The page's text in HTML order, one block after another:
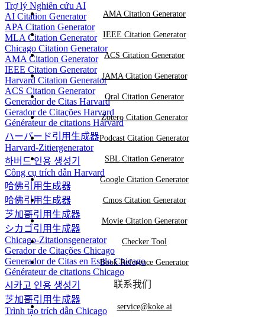
Trợ lý Nghiên cứu AI
AI Citation Generator
APA Citation Generator
MLA Citation Generator
Chicago Citation Generator
AMA Citation Generator
IEEE Citation Generator
Harvard Citation Generator
ACS Citation Generator
Generador de Citas Harvard
Gerador de Citações Harvard
Générateur de citations Harvard
ハーバード引用生成器
Harvard-Zitiergenerator
하버드 인용 생성기
Công cụ trích dẫn Harvard
哈佛引用生成器
哈佛引用生成器
芝加哥引用生成器
シカゴ引用生成器
Chicago-Zitationsgenerator
Gerador de Citações Chicago
Generador de Citas en Estilo Chicago
Générateur de citations Chicago
시카고 인용 생성기
芝加哥引用生成器
Trình tạo trích dẫn Chicago
AMA Citation Generator
IEEE Citation Generator
ACS Citation Generator
JAMA Citation Generator
Oral Citation Generator
Zotero Citation Generator
Podcast Citation Generator
SBL Citation Generator
Google Citation Generator
Cmos Citation Generator
Movie Citation Generator
Checker Tool
Book Reference Generator
联系我们
service@koke.ai